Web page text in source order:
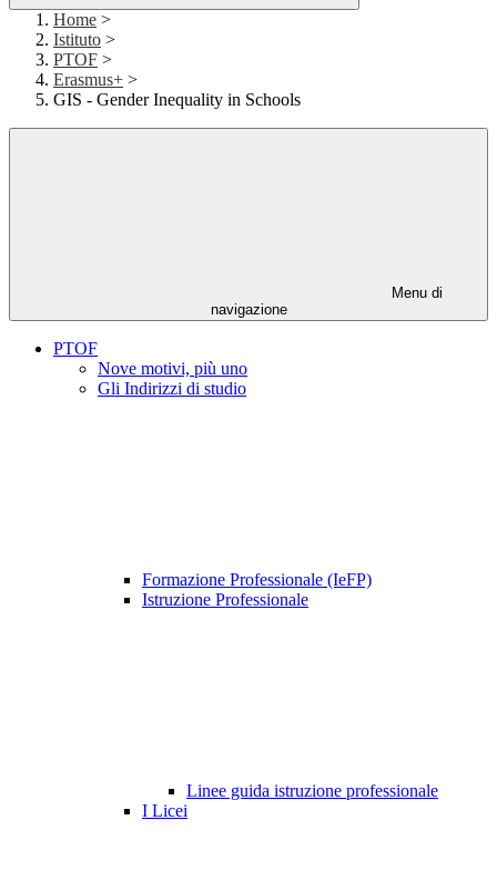
Home >
Istituto >
PTOF >
Erasmus+ >
GIS - Gender Inequality in Schools
Menu di
navigazione
PTOF
Nove motivi, più uno
Gli Indirizzi di studio
Formazione Professionale (IeFP)
Istruzione Professionale
Linee guida istruzione professionale
I Licei